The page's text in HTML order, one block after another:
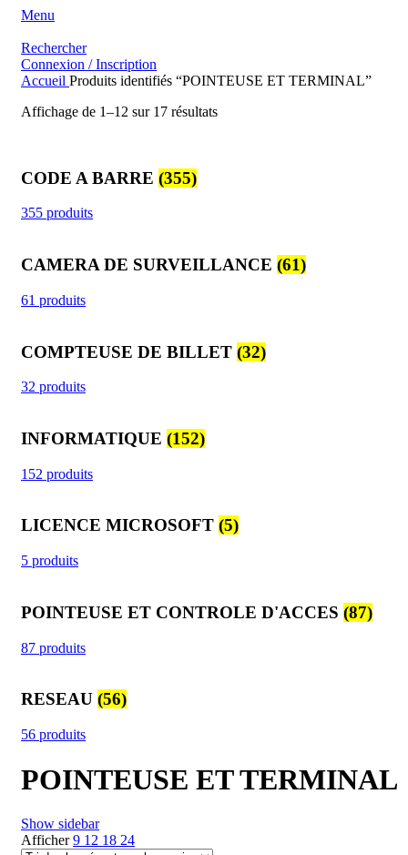
Menu
Rechercher
Connexion / Inscription
Accueil Produits identifiés “POINTEUSE ET TERMINAL”
Affichage de 1–12 sur 17 résultatsTrié
CODE A BARRE (355)
355 produits
CAMERA DE SURVEILLANCE (61)
61 produits
COMPTEUSE DE BILLET (32)
32 produits
INFORMATIQUE (152)
152 produits
LICENCE MICROSOFT (5)
5 produits
POINTEUSE ET CONTROLE D'ACCES (87)
87 produits
RESEAU (56)
56 produits
POINTEUSE ET TERMINAL
Show sidebar
Afficher9 12 18 24